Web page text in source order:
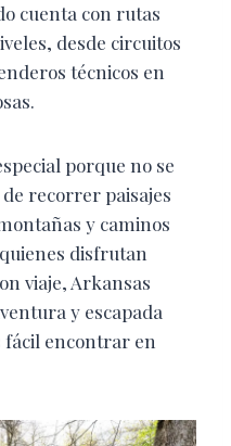
cuenta con rutas
desde circuitos
técnicos en
porque no se
recorrer paisajes
y caminos
disfrutan
viaje, Arkansas
y escapada
encontrar en